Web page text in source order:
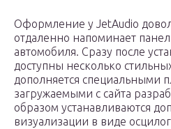
Оформление у JetAudio
отдаленно напоминает
автомобиля. Сразу после
доступны несколько
дополняется специальными
загружаемыми с сайта
образом устанавливаются
визуализации в виде